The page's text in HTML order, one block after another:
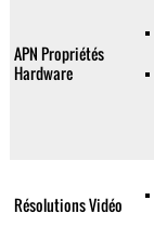
APN Propriétés
Hardware
Résolutions Vidéo